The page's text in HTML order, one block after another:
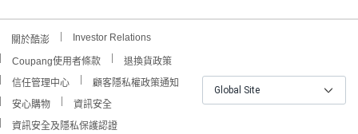
關於酷澎 Investor Relations
Coupang使用者條款
退換貨政策
信任管理中心
顧客隱私權政策通知
安心購物
資訊安全
資訊安全及隱私保護認證
Global Site